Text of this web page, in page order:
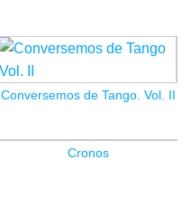
Conversemos de Tango. Vol. II
Cronos